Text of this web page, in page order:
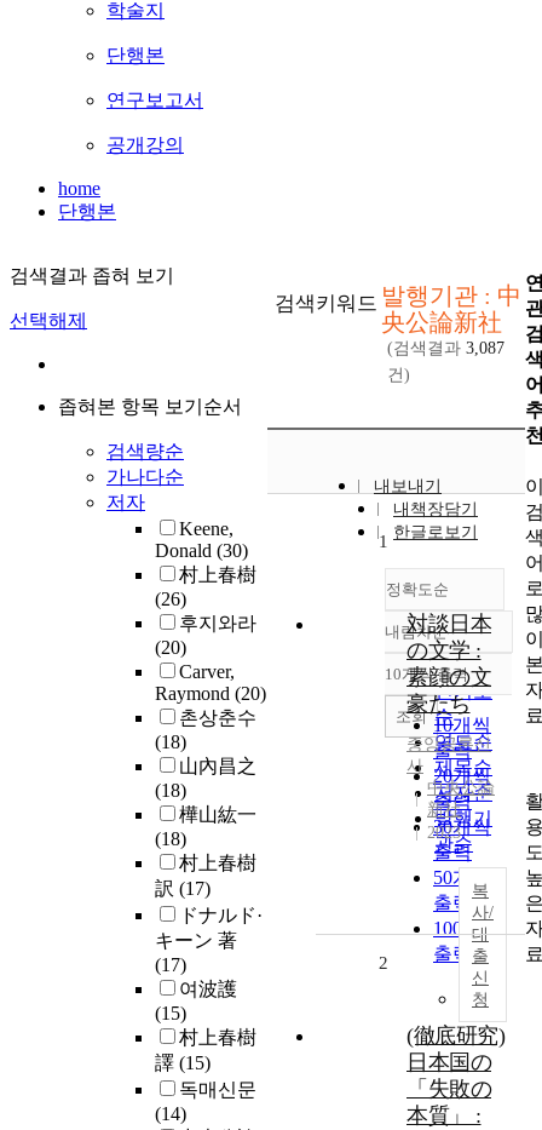
학술지
단행본
연구보고서
공개강의
home
단행본
검색결과 좁혀 보기
선택해제
좁혀본 항목 보기순서
검색량순
가나다순
저자
Keene,
Donald (30)
村上春樹
(26)
후지와라
(20)
Carver,
Raymond (20)
촌상춘수
(18)
山內昌之
(18)
樺山紘一
(18)
村上春樹
訳 (17)
ドナルド·
キーン 著
(17)
여波護
(15)
村上春樹
譯 (15)
독매신문
(14)
검색키워드 발행기관 : 中
央公論新社
(검색결과 3,087
건)
내보내기
내책장담기
한글로보기
정확도순
정확도
순
인기도
순
연도순
제목순
저자순
발행기
관순
내림차순
내림차순
10개씩 출력
10개씩
출력
20개씩
출력
30개씩
출력
50개씩
출력
100개씩
출력
조회
1
対談日本
の文学 :
素顔の文
豪たち
중앙공론신
사
中央公論
新社
2023
복
사/
대
출
신
청
2
(徹底研究)
日本国の
「失敗の
本質」 :